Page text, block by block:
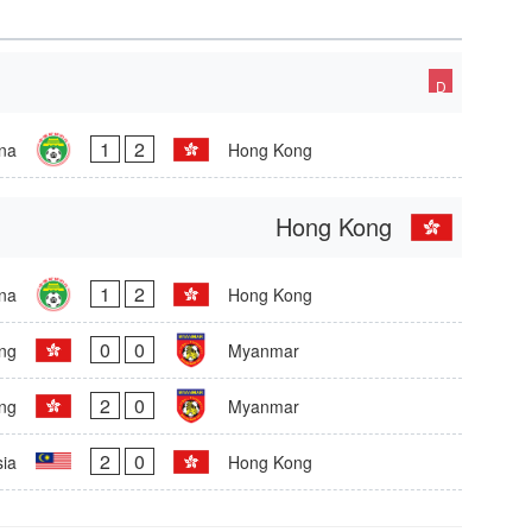
D
1 2 Hong Kong
Hong Kong
1 2 Hong Kong
0 0 Myanmar
2 0 Myanmar
2 0 Hong Kong